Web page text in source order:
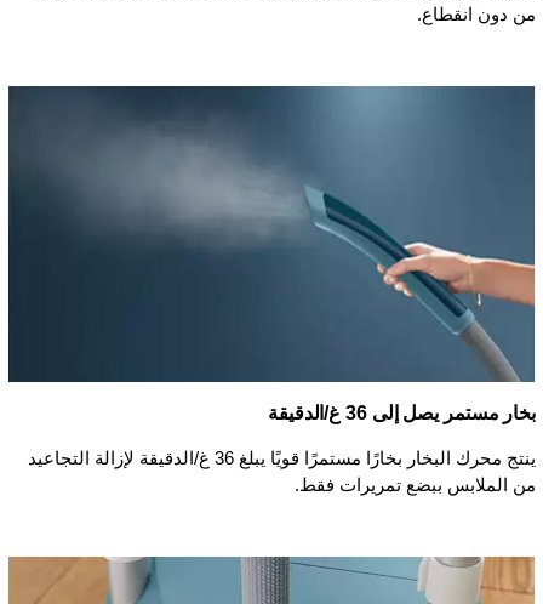
من دون انقطاع.
بخار مستمر يصل إلى 36 غ/الدقيقة
ينتج محرك البخار بخارًا مستمرًا قويًا يبلغ 36 غ/الدقيقة لإزالة التجاعيد
من الملابس ببضع تمريرات فقط.